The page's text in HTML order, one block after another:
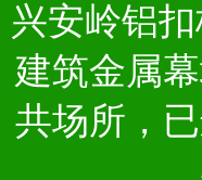
兴安岭铝
建筑金属
共场所，